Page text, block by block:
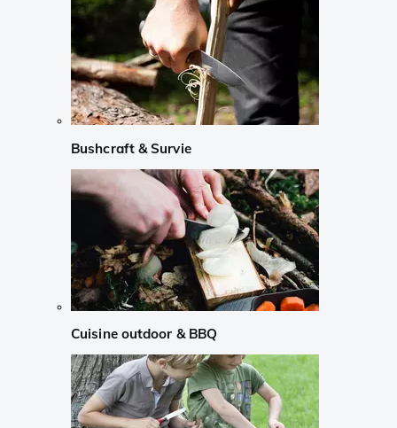
Bushcraft & Survie
Cuisine outdoor & BBQ